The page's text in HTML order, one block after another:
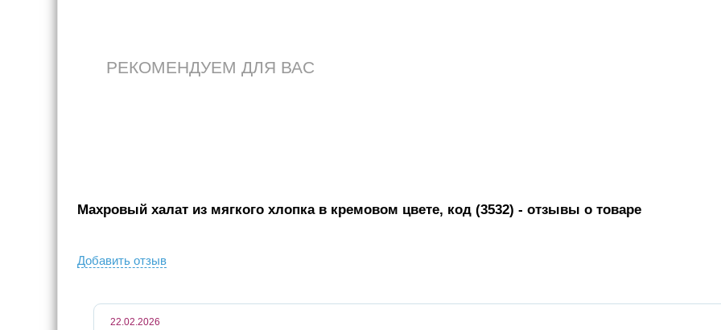
РЕКОМЕНДУЕМ ДЛЯ ВАС
Махровый халат из мягкого хлопка в кремовом цвете, код (3532) - отзывы о товаре
Добавить отзыв
22.02.2026